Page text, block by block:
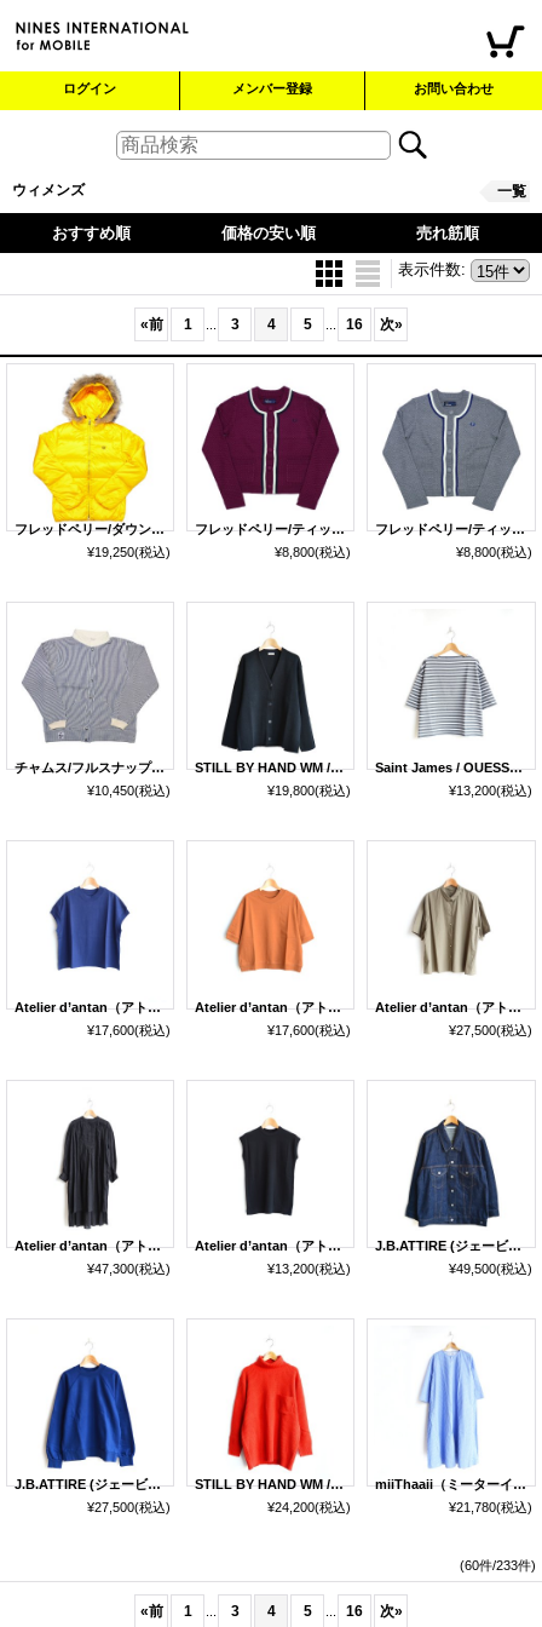
ログイン メンバー登録 お問い合わせ
ウィメンズ 一覧
おすすめ順 価格の安い順
売れ筋順
表示件数:
«前 1 3 4 5 16 次»
フレッドペリー/ダウンジャケット（F6082-16W）
¥19,250(税込)
フレッドペリー/ティップライン ニットジャケット（F7028-55W）
¥8,800(税込)
フレッドペリー/ティップライン ニットジャケット（F7028-30W）
¥8,800(税込)
チャムス/フルスナップ・ハリケーントップ ヒッコリー（CH00-0519-0000W）
¥10,450(税込)
STILL BY HAND WM / Linen Like Cotton V-Neck Cardigan（KN02221WM）
¥19,800(税込)
Saint James / OUESSANT LOOSE TEE (20JC TEE LOOSE)
¥13,200(税込)
Atelier d’antan（アトリエ・ダンタン）/ Borel Cotton French Sleeve Cutsewn
¥17,600(税込)
Atelier d’antan（アトリエ・ダンタン）/ Bordet Cotton S/S Cutsewn
¥17,600(税込)
Atelier d’antan（アトリエ・ダンタン） / Linton Cotton Shirt
¥27,500(税込)
Atelier d’antan（アトリエ・ダンタン） / Crevel Washi Shirt
¥47,300(税込)
Atelier d’antan（アトリエ・ダンタン） / Turgot Supima Cotton Cutsewn
¥13,200(税込)
J.B.ATTIRE (ジェービーアタイア) / PARIS JEAN JACKET ONE WASH
¥49,500(税込)
J.B.ATTIRE (ジェービーアタイア) / NEW YORK SWEAT SHIRT
¥27,500(税込)
STILL BY HAND WM / KN01254WM
¥24,200(税込)
miiThaaii（ミーターイー） / Jai One-piece
¥21,780(税込)
(60件/233件)
«前 1 3 4 5 16 次»